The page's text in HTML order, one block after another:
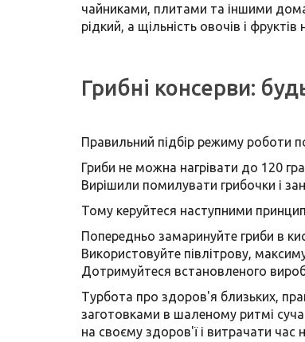
чайниками, плитами та іншими
рідкий, а щільність овочів і
Грибні консерви:
Правильний підбір режиму роботи
Гриби не можна нагрівати до 120
Вирішили помилувати грибочки і
Тому керуйтеся наступними
Попередньо замаринуйте гриби в
Використовуйте півлітрову,
Дотримуйтеся встановленого
Турбота про здоров'я близьких,
заготовками в шаленому ритмі
на своєму здоров'ї і витрачати час